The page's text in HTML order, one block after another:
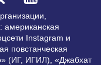
американская
Instagram и
повстанческая
(ИГ, ИГИЛ), «Джабхат